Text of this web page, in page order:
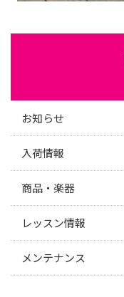
お知らせ
入荷情報
商品・楽器
レッスン情報
メンテナンス